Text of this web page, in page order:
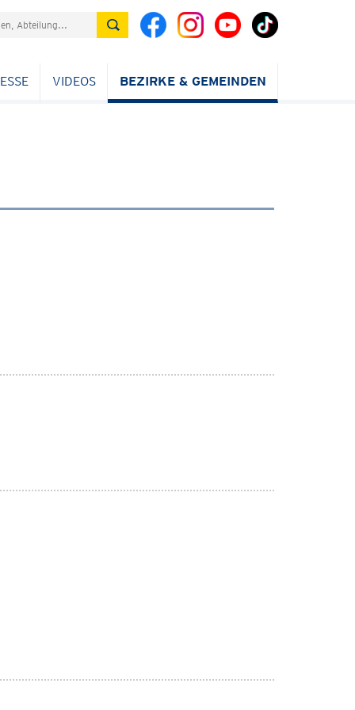
VIDEOS BEZIRKE & GEMEINDEN